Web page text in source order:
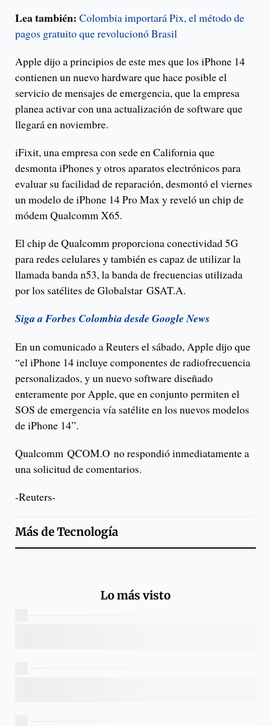
Lea también: Colombia importará Pix, el método de
pagos gratuito que revolucionó Brasil
Apple dijo a principios de este mes que los iPhone 14
contienen un nuevo hardware que hace posible el
servicio de mensajes de emergencia, que la empresa
planea activar con una actualización de software que
llegará en noviembre.
iFixit, una empresa con sede en California que
desmonta iPhones y otros aparatos electrónicos para
evaluar su facilidad de reparación, desmontó el viernes
un modelo de iPhone 14 Pro Max y reveló un chip de
módem Qualcomm X65.
El chip de Qualcomm proporciona conectividad 5G
para redes celulares y también es capaz de utilizar la
llamada banda n53, la banda de frecuencias utilizada
por los satélites de Globalstar GSAT.A.
Siga a Forbes Colombia desde Google News
En un comunicado a Reuters el sábado, Apple dijo que
“el iPhone 14 incluye componentes de radiofrecuencia
personalizados, y un nuevo software diseñado
enteramente por Apple, que en conjunto permiten el
SOS de emergencia vía satélite en los nuevos modelos
de iPhone 14”.
Qualcomm QCOM.O no respondió inmediatamente a
una solicitud de comentarios.
-Reuters-
Más deTecnología
Lo más visto